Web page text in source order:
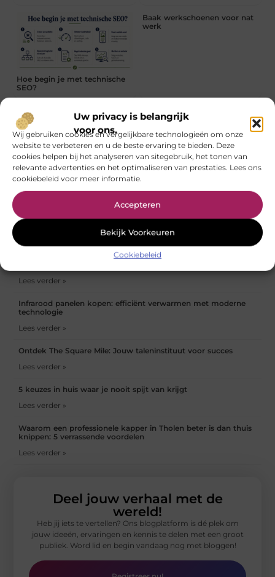
Uw privacy is belangrijk
voor ons.
Wij gebruiken cookies en vergelijkbare technologieën om onze
website te verbeteren en u de beste ervaring te bieden. Deze
cookies helpen bij het analyseren van sitegebruik, het tonen van
relevante advertenties en het optimaliseren van prestaties. Lees ons
cookiebeleid voor meer informatie.
Accepteren
Bekijk Voorkeuren
Cookiebeleid
Hoe begin je met technische
SEO?
Baak werkschoenen voor nat
werk
Common Hair Mistakes
Avoided at a Barbershop in
Maastricht
Fysio Bleiswijk: De juiste zorg
gezondheid
Wat kost een Ahrend 230 bureaustoel?
Fysiotherapie Amersfoort: gericht werken aan herstel en
Lees verder »
Infrarood panelen kopen: efficiënt verwarmen met moderne
technologie
Lees verder »
Ontdek The Square Mile: Jouw taleninstituut voor succes
Lees verder »
5 keuzes in huis waar je nooit spijt van krijgt
Lees verder »
Waarom een professionele kapper in Tholen beter is dan thuis
knippen: 5 verrassende voordelen
Lees verder »
Deel jouw verhaal met de
wereld!
Heb jij iets te vertellen? Ons blogplatform is dé plek om
jouw ideeën, ervaringen en kennis te delen met een groot
publiek. Word lid en begin vandaag nog met bloggen!